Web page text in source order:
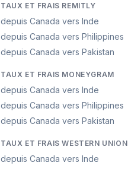
TAUX ET FRAIS REMITLY
depuis Canada vers Inde
depuis Canada vers Philippines
depuis Canada vers Pakistan
TAUX ET FRAIS MONEYGRAM
depuis Canada vers Inde
depuis Canada vers Philippines
depuis Canada vers Pakistan
TAUX ET FRAIS WESTERN UNION
depuis Canada vers Inde